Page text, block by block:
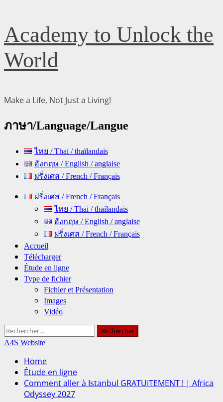
Skip
to
content
Academy to Unlock the
World
Make a Life, Not Just a Living!
ภาษา/Language/Langue
ไทย / Thai / thaïlandais
อังกฤษ / English / anglaise
ฝรั่งเศส / French / Français
Primary ฝรั่งเศส / French / Français
ไทย / Thai / thaïlandais
อังกฤษ / English / anglaise
ฝรั่งเศส / French / Français
Accueil
Télécharger
Étude en ligne
Type de fichier
Fichier et Présentation
Images
Vidéo
Rechercher :
A4S Website
Home
Étude en ligne
Comment aller à Istanbul GRATUITEMENT ! | Africa
Odyssey 2027